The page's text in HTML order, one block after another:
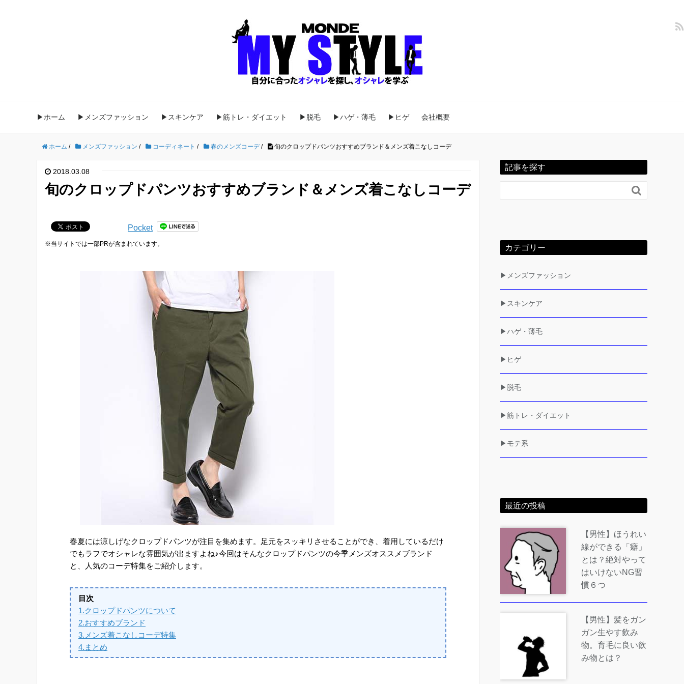
▶ホーム ▶メンズファッション ▶スキンケア ▶筋トレ・ダイエット ▶脱毛 ▶ハゲ・薄毛 ▶ヒゲ 会社概要
ホーム / メンズファッション / コーディネート / 春のメンズコーデ/ 旬のクロップドパンツおすすめブランド＆メンズ着こなしコーデ
2018.03.08
旬のクロップドパンツおすすめブランド＆メンズ着こなしコーデ
Pocket
※当サイトでは一部PRが含まれています。
春夏には涼しげなクロップドパンツが注目を集めます。足元をスッキリさせることができ、着用しているだけ
でもラフでオシャレな雰囲気が出ますよね♪今回はそんなクロップドパンツの今季メンズオススメブランド
と、人気のコーデ特集をご紹介します。
目次
1.クロップドパンツについて
2.おすすめブランド
3.メンズ着こなしコーデ特集
4.まとめ
記事を探す

カテゴリー
▶メンズファッション
▶スキンケア
▶ハゲ・薄毛
▶ヒゲ
▶脱毛
▶筋トレ・ダイエット
▶モテ系
最近の投稿
【男性】ほうれい
線ができる「癖」
とは？絶対やって
はいけないNG習
慣６つ
【男性】髪をガン
ガン生やす飲み
物。育毛に良い飲
み物とは？